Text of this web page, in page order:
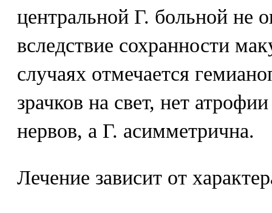
центральной Г. больной не
вследствие сохранности
случаях отмечается
зрачков на свет, нет
нервов, а Г. асимметрична.
Лечение зависит от